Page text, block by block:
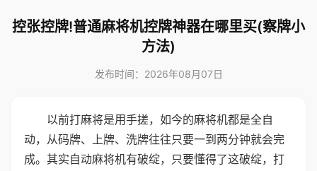
控张控牌!普通麻将机控牌神器在哪里买(察牌小
方法)
发布时间：2026年08月07日
以前打麻将是用手搓，如今的麻将机都是全自
动，从码牌、上牌、洗牌往往只要一到两分钟就会完
成。其实自动麻将机有破绽，只要懂得了这破绽，打